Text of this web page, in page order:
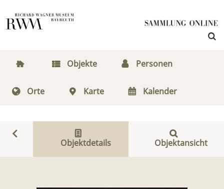
Objekte Personen
Orte Karte Kalender
Objektdetails Objektansicht